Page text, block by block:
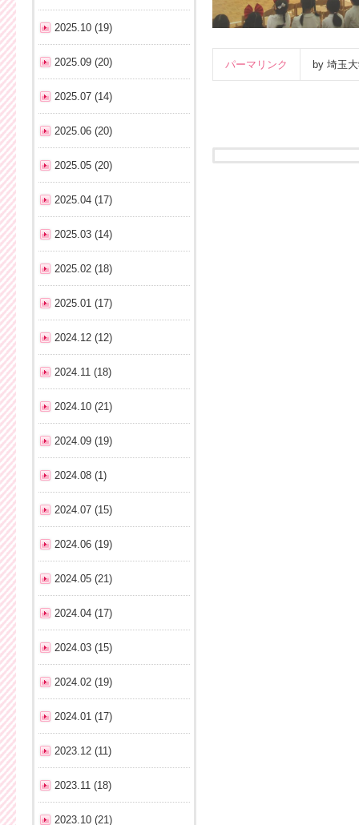
パーマリンク by 埼玉
2025.10 (19)
2025.09 (20)
2025.07 (14)
2025.06 (20)
2025.05 (20)
2025.04 (17)
2025.03 (14)
2025.02 (18)
2025.01 (17)
2024.12 (12)
2024.11 (18)
2024.10 (21)
2024.09 (19)
2024.08 (1)
2024.07 (15)
2024.06 (19)
2024.05 (21)
2024.04 (17)
2024.03 (15)
2024.02 (19)
2024.01 (17)
2023.12 (11)
2023.11 (18)
2023.10 (21)